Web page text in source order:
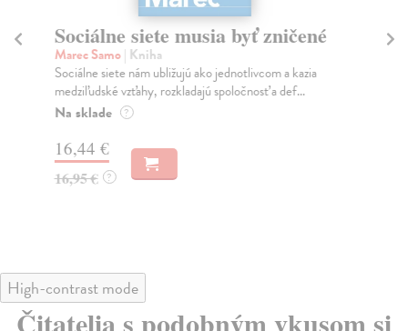
Sociálne siete musia byť zničené
Marec Samo| Kniha
Sociálne siete nám ubližujú ako jednotlivcom a kazia
medziľudské vzťahy, rozkladajú spoločnosť a def...
Na sklade ?
16,44 €
16,95 € ?
High-contrast mode
Čitatelia s podobným vkusom si